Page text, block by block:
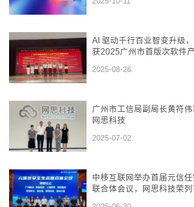
AI 驱动千行百业智变升级
获2025广州市首版次软件
2025-08-26
广州市工信局副局长黄符
网思科技
2025-07-02
中移互联网举办首届元信
联合体会议，网思科技荣列